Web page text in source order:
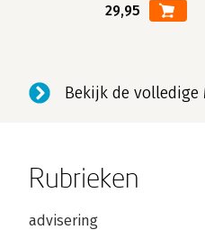
29,95
Bekijk de volledige
Rubrieken
advisering